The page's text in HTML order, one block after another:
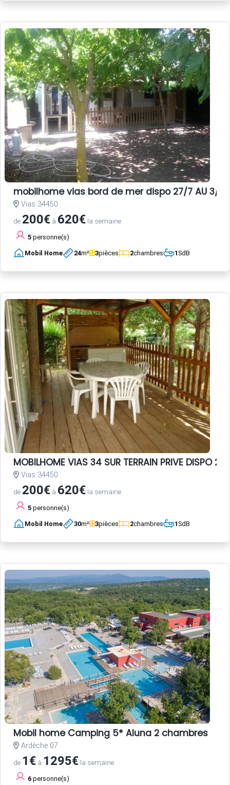
mobilhome vias bord de mer dispo 27/7 AU 3/8
Vias 34450
de 200€ à 620€ la semaine
5 personne(s)
Mobil Home 24m² 3pièces 2chambres 1SdB
MOBILHOME VIAS 34 SUR TERRAIN PRIVE DISPO 20
Vias 34450
de 200€ à 620€ la semaine
5 personne(s)
Mobil Home 30m² 3pièces 2chambres 1SdB
Mobil home Camping 5* Aluna 2 chambres
Ardèche 07
de 1€ à 1295€ la semaine
6 personne(s)